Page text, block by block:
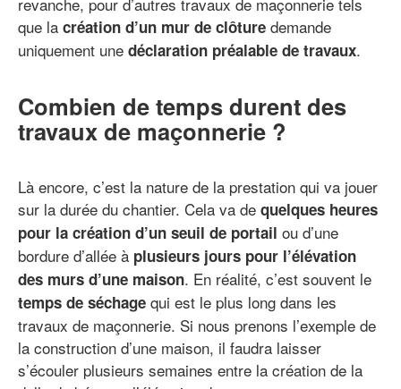
que la création d’un mur de clôture demande
uniquement une déclaration préalable de travaux.
Combien de temps durent des
travaux de maçonnerie ?
Là encore, c’est la nature de la prestation qui va jouer
sur la durée du chantier. Cela va de quelques heures
pour la création d’un seuil de portail ou d’une
bordure d’allée à plusieurs jours pour l’élévation
des murs d’une maison. En réalité, c’est souvent le
temps de séchage qui est le plus long dans les
travaux de maçonnerie. Si nous prenons l’exemple de
la construction d’une maison, il faudra laisser
s’écouler plusieurs semaines entre la création de la